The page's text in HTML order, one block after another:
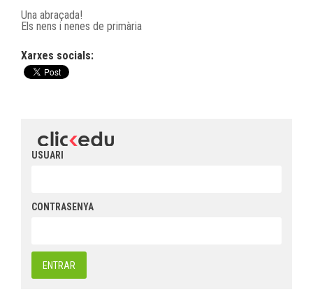
Una abraçada!
Els nens i nenes de primària
Xarxes socials:
USUARI
CONTRASENYA